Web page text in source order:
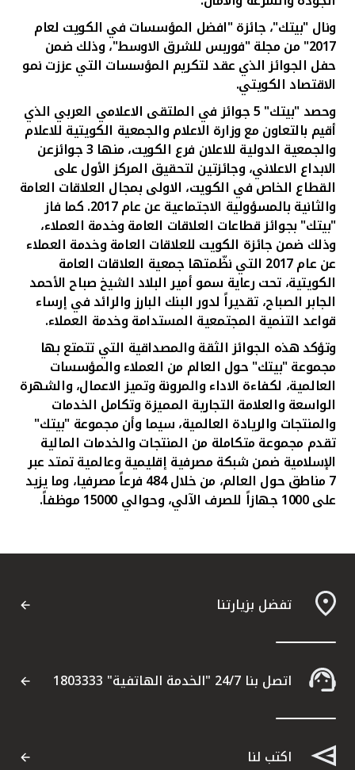
ونال "بيتك"، جائزة "افضل المؤسسات في الكويت لعام
2017" من مجلة "فوربس للشرق الاوسط"، وذلك ضمن
حفل الجوائز الذي عقد لتكريم المؤسسات التي عززت نمو
الاقتصاد الكويتي.
وحصد "بيتك" 5 جوائز في الملتقى الاعلامي العربي الذي
أقيم بالتعاون مع وزارة الاعلام والجمعية الكويتية للاعلام
والجمعية الدولية للاعلان فرع الكويت، منها 3 جوائزعن
الابداع الاعلاني، وجائزتين لتحقيق المركز الأول على
القطاع الخاص في الكويت، الاولى بمجال العلاقات العامة
والثانية بالمسؤولية الاجتماعية عن عام 2017. كما فاز
"بيتك" بجوائز قطاعات العلاقات العامة وخدمة العملاء،
وذلك ضمن جائزة الكويت للعلاقات العامة وخدمة العملاء
عن عام 2017 التي نظّمتها جمعية العلاقات العامة
الكويتية، تحت رعاية سمو أمير البلاد الشيخ صباح الأحمد
الجابر الصباح، تقديراً لدور البنك البارز والرائد في إرساء
قواعد التنمية المجتمعية المستدامة وخدمة العملاء.
وتؤكد هذه الجوائز الثقة والمصداقية التي تتمتع بها
مجموعة "بيتك" حول العالم من العملاء والمؤسسات
العالمية، لكفاءة الاداء والمرونة وتميز الاعمال،والشهرة
الواسعة والعلامة التجارية المميزة وتكامل الخدمات
والمنتجات والريادة العالمية، سيما وأن مجموعة "بيتك"
تقدم مجموعة متكاملة من المنتجات والخدمات المالية
الإسلامية ضمن شبكة مصرفية إقليمية وعالمية تمتد عبر
7 مناطق حول العالم، من خلال 484 فرعاً مصرفيا، وما يزيد
على 1000 جهازاً للصرف الآلي، وحوالي 15000 موظفاً.
تفضل بزيارتنا
اتصل بنا 24/7 "الخدمة الهاتفية" 1803333
اكتب لنا